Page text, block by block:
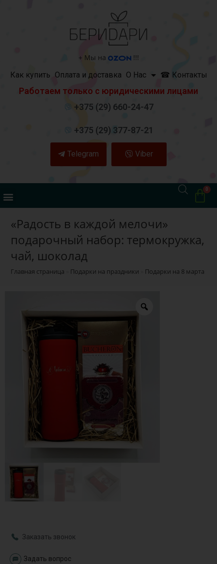
+ Мы на
!!!
Как купить Оплата и доставка О Нас ☎ Контакты
Работаем только с юридическими лицами
+375 (29) 660-24-47
+375 (29) 377-87-21
Telegram Viber
«Радость в каждой мелочи»
подарочный набор: термокружка,
чай, шоколад
Главная страница Подарки на праздники Подарки на 8 марта
Заказать звонок
Задать вопрос